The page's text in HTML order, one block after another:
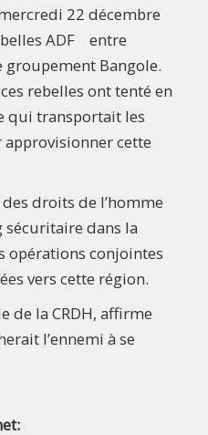
22 décembre
ADF entre
groupement Bangole.
rebelles ont tenté en
qui transportait les
cette
droits de l’homme
dans la
opérations conjointes
vers cette région.
de la CRDH, affirme
l’ennemi à se